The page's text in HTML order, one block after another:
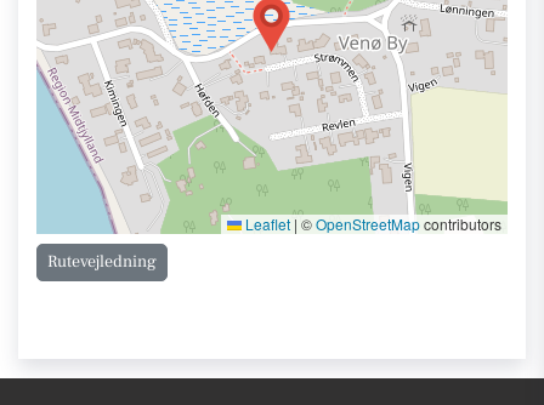
Leaflet | ©OpenStreetMapcontributors
Rutevejledning